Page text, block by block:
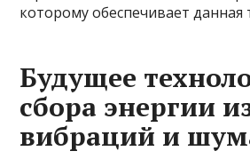
которому обеспечивает данная
Будущее
сбора энергии
вибраций и